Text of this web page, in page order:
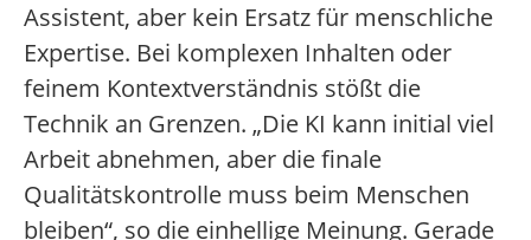
Assistent, aber kein Ersatz für menschliche
Expertise. Bei komplexen Inhalten oder
feinem Kontextverständnis stößt die
Technik an Grenzen. „Die KI kann initial viel
Arbeit abnehmen, aber die finale
Qualitätskontrolle muss beim Menschen
bleiben“, so die einhellige Meinung. Gerade